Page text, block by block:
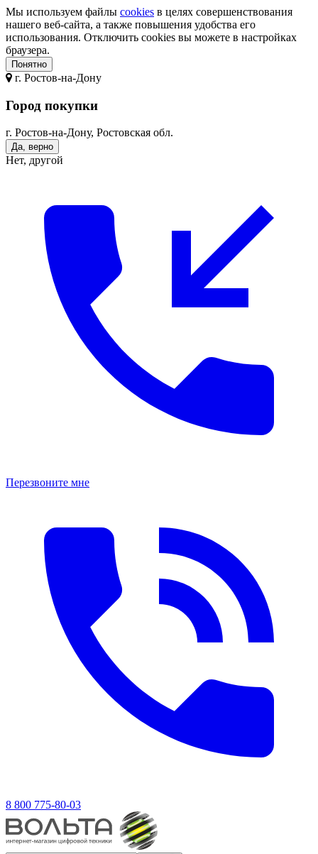
Мы используем файлы cookies в целях совершенствования
нашего веб-сайта, а также повышения удобства его
использования. Отключить cookies вы можете в настройках
браузера.
Понятно
г. Ростов-на-Дону
Город покупки
г. Ростов-на-Дону, Ростовская обл.
Да, верно
Нет, другой
Перезвоните мне
8 800 775-80-03